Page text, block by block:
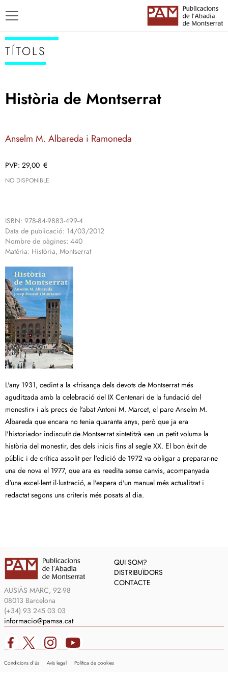
ENSENYAMENT CATALÀ
TÍTOLS
Història de Montserrat
Anselm M. Albareda i Ramoneda
29,00 €
NO DISPONIBLE
ISBN: 978-84-9883-499-4
Data de publicació: 14/03/2012
Nombre de pàgines: 440
Matèria: Història, Montserrat
L'any 1931, cedint a la «frisança dels devots de Montserrat més
aguditzada amb la celebració del IX Centenari de la fundació del
monestir» i als precs de l'abat Antoni M. Marcet, el pare Anselm M.
Albareda que encara no tenia quaranta anys, però que ja era
l'historiador indiscutit de Montserrat sintetitzà «en un petit volum» la
història del monestir, des dels inicis fins al segle XX. El bon èxit de
públic i de crítica assolit per l'edició de 1972 va obligar a preparar-ne
una de nova el 1977, que ara es reedita sense canvis, acompanyada
d'una excel·lent il·lustració, a l'espera d'un manual més actualitzat i
redactat segons uns criteris més posats al dia.
AUSIÀS MARC, 92-98
08013 Barcelona
(+34) 93 245 03 03
informacio@pamsa.cat
QUI SOM?
DISTRIBUÏDORS
CONTACTE
Condicions d’ús Avís legal Política de cookies